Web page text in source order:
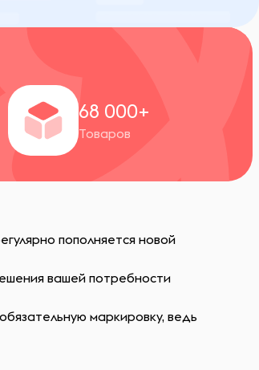
68 000+
Товаров
пополняется новой
вашей потребности
маркировку, ведь